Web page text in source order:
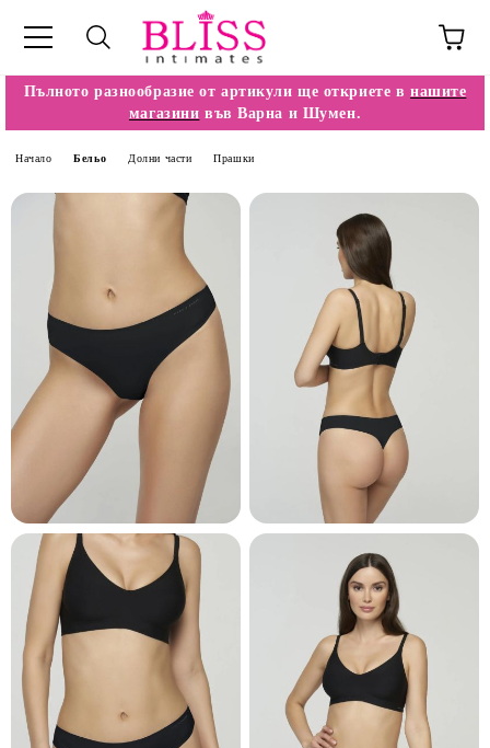
Пълното разнообразие от артикули ще откриете в нашите
магазини във Варна и Шумен.
Начало Бельо Долни части Прашки